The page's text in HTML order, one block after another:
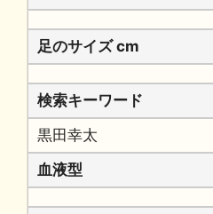
足のサイズ cm
検索キーワード
黒田幸太
血液型